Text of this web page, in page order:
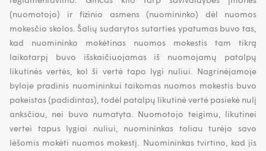
(nuomotojo) ir fizinio asmens (nuomininko) dėl nuomos
mokesčio skolos. Šalių sudarytos sutarties ypatumas buvo tas,
kad nuomininko mokėtinas nuomos mokestis tam tikrą
laikotarpį buvo išskaičiuojamas iš nuomojamų patalpų
likutinės vertės, kol ši vertė tapo lygi nuliui. Nagrinėjamoje
byloje pradinis nuomininkui taikomas nuomos mokestis buvo
pakeistas (padidintas), todėl patalpų likutinė vertė pasiekė nulį
anksčiau, nei buvo numatyta. Nuomotojo teigimu, likutinei
vertei tapus lygiai nuliui, nuomininkas toliau turėjo savo
lėšomis mokėti nuomos mokestį. Nuomininkas tvirtino, kad jis